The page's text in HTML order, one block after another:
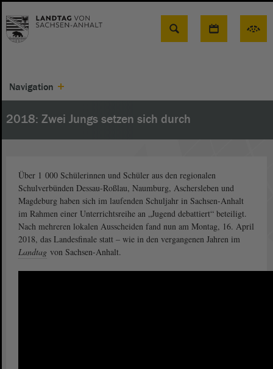
Suche
Navigation
2018: Zwei Jungs setzen sich durch
Über 1 000 Schülerinnen und Schüler aus den regionalen
Schulverbünden Dessau-Roßlau, Naumburg, Aschersleben und
Magdeburg haben sich im laufenden Schuljahr in Sachsen-Anhalt
im Rahmen einer Unterrichtsreihe an „Jugend debattiert“ beteiligt.
Nach mehreren lokalen Ausscheiden fand nun am Montag, 16. April
2018, das Landesfinale statt – wie in den vergangenen Jahren im
Landtag von Sachsen-Anhalt.